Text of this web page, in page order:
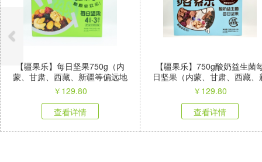
【疆果乐】每日坚果750g（内
蒙、甘肃、西藏、新疆等偏远地
区不发）
￥ 129.80
查看详情
【疆果乐】750g酸奶益生菌
日坚果（内蒙、甘肃、西藏、
疆等偏远地区不发）
￥ 129.80
查看详情